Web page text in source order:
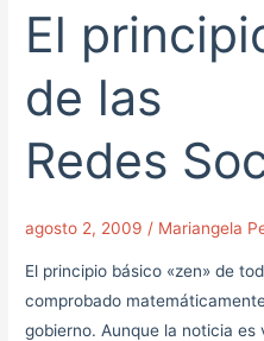
El
de las
Redes
agosto 2, 2009 / Mariangela
El principio básico «zen» de
comprobado
gobierno. Aunque la noticia
El
principio
básico
de
Redes Sociales